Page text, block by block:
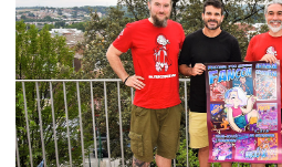
medi
opinió
política
promo